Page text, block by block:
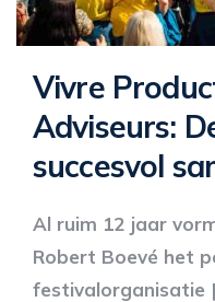
Vivre
Adviseurs:
succesvol
Al ruim 12 jaar
Robert Boevé het
festivalorganisatie